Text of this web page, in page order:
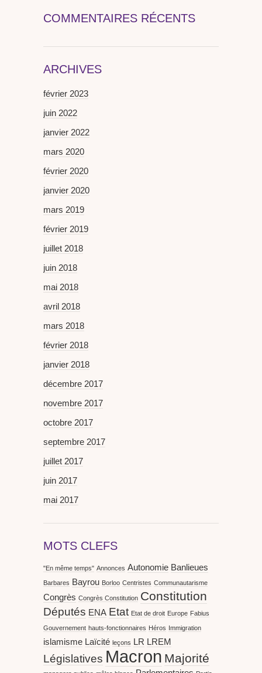
COMMENTAIRES RÉCENTS
ARCHIVES
février 2023
juin 2022
janvier 2022
mars 2020
février 2020
janvier 2020
mars 2019
février 2019
juillet 2018
juin 2018
mai 2018
avril 2018
mars 2018
février 2018
janvier 2018
décembre 2017
novembre 2017
octobre 2017
septembre 2017
juillet 2017
juin 2017
mai 2017
MOTS CLEFS
"En même temps" Annonces Autonomie Banlieues
Barbares Bayrou Borloo Centristes Communautarisme
Congrès Congrès Constitution Constitution
Députés ENA Etat Etat de droit Europe Fabius
Gouvernement hauts-fonctionnaires Héros Immigration
islamisme Laïcité leçons LR LREM
Législatives Macron Majorité